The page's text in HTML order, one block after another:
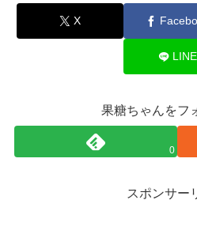
X
LINE
果糖ちゃんをフ
0
スポンサー